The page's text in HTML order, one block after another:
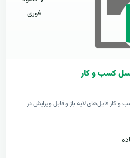
فوری
کسب و کار
کار فایل‌های لایه باز و قابل ویرایش در